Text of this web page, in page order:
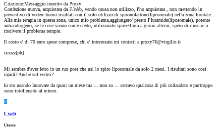
Citazione:Messaggio inserito da Proxy
Confezione nuova, acquistata da F.Web, vendo causa non utilizzo, l'ho acquistata , non mettendo in
preventivo di vedere buoni risultati con il solo utilizzo di spironolattone(liposomale) nella zona frontale.
Alla mia terapia in questa zona, unico mio problema,aggiungero' presto Flutamide(liposomale), potente
antiandrogeno, se le cose vanno come credo, utilizzando spiro+fluta a giorni alterni, spero di riuscire a
risolvere il problema tempie.
Il costo e' di 70 euro spese comprese, chi e' interessato mi contatti a proxy76@virgilio.it
ciauzz[ph]
Mi sembra d'aver letto in un tuo post che usi lo spiro liposomale da solo 2 mesi. I risultati sono così
rapidi? Anche sul vertex?
Io sto usando Innovate da quasi un mese ma ... non so ... cercavo qualcosa di più collaudato e purtroppo
sono intollerante al minox.
F
f_web
Utente